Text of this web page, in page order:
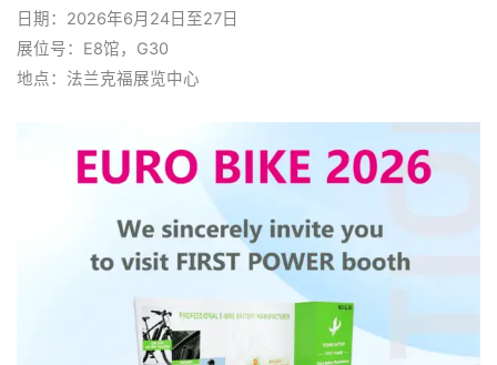
日期：2026年6月24日至27日
展位号：E8馆，G30
地点：法兰克福展览中心